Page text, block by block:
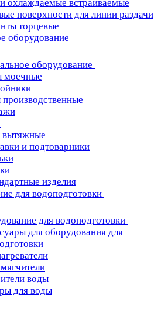
охлаждаемые встраиваемые
поверхности для линии раздачи
торцевые
оборудование
оборудование
моечные
вытяжные
и подтоварники
изделия
для водоподготовки
для водоподготовки
для оборудования для
воды
для воды